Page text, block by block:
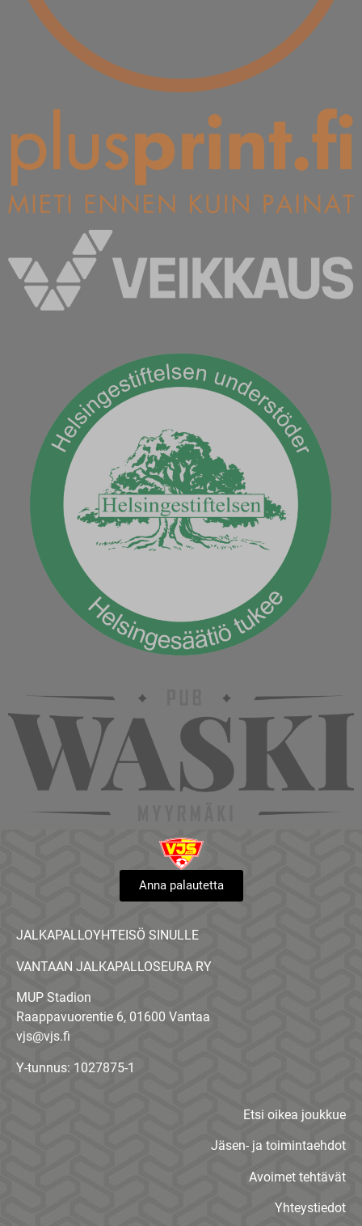
Anna palautetta
JALKAPALLOYHTEISÖ SINULLE
VANTAAN JALKAPALLOSEURA RY
MUP Stadion
Raappavuorentie 6, 01600 Vantaa
vjs@vjs.fi
Y-tunnus: 1027875-1
Etsi oikea joukkue
Jäsen- ja toimintaehdot
Avoimet tehtävät
Yhteystiedot